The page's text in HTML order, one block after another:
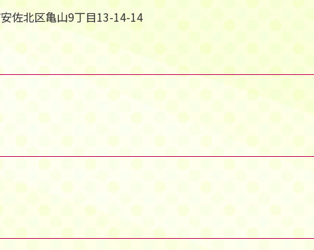
佐北区亀山9丁目13-14-14